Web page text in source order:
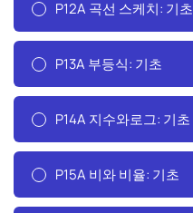
P12A 곡선 스케치: 기초
P13A 부등식: 기초
P14A 지수와로그: 기초
P15A 비와 비율: 기초